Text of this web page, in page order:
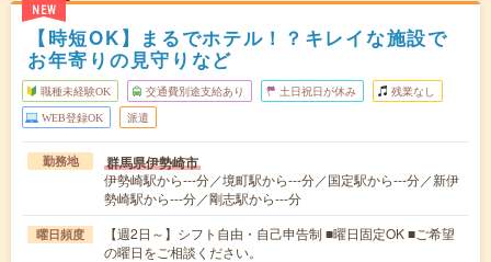
NEW
【時短OK】まるでホテル！？キレイな施設で
お年寄りの見守りなど
職種未経験OK 交通費別途支給あり 土日祝日が休み 残業なし
WEB登録OK 派遣
勤務地 群馬県伊勢崎市
伊勢崎駅から---分／境町駅から---分／国定駅から---分／新伊
勢崎駅から---分／剛志駅から---分
曜日頻度
【週2日～】シフト自由・自己申告制 ■曜日固定OK ■ご希望
の曜日をご相談ください。